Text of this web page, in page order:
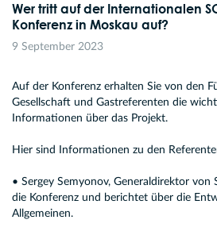
Wer tritt auf der Internationalen
Konferenz in Moskau auf?
9 September 2023
Auf der Konferenz erhalten Sie von den
Gesellschaft und Gastreferenten die
Informationen über das Projekt.
Hier sind Informationen zu den
• Sergey Semyonov, Generaldirektor von
die Konferenz und berichtet über die
Allgemeinen.